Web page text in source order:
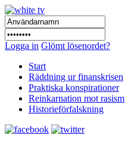
Logga in Glömt lösenordet?
Start
Räddning ur finanskrisen
Praktiska konspirationer
Reinkarnation mot rasism
Historieförfalskning